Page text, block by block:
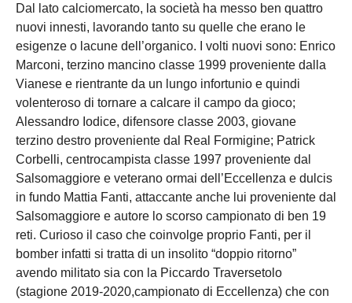
Dal lato calciomercato, la società ha messo ben quattro
nuovi innesti, lavorando tanto su quelle che erano le
esigenze o lacune dell’organico. I volti nuovi sono: Enrico
Marconi, terzino mancino classe 1999 proveniente dalla
Vianese e rientrante da un lungo infortunio e quindi
volenteroso di tornare a calcare il campo da gioco;
Alessandro Iodice, difensore classe 2003, giovane
terzino destro proveniente dal Real Formigine; Patrick
Corbelli, centrocampista classe 1997 proveniente dal
Salsomaggiore e veterano ormai dell’Eccellenza e dulcis
in fundo Mattia Fanti, attaccante anche lui proveniente dal
Salsomaggiore e autore lo scorso campionato di ben 19
reti. Curioso il caso che coinvolge proprio Fanti, per il
bomber infatti si tratta di un insolito “doppio ritorno”
avendo militato sia con la Piccardo Traversetolo
(stagione 2019-2020,campionato di Eccellenza) che con